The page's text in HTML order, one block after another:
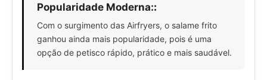
Popularidade Moderna::
Com o surgimento das Airfryers, o salame frito
ganhou ainda mais popularidade, pois é uma
opção de petisco rápido, prático e mais saudável.